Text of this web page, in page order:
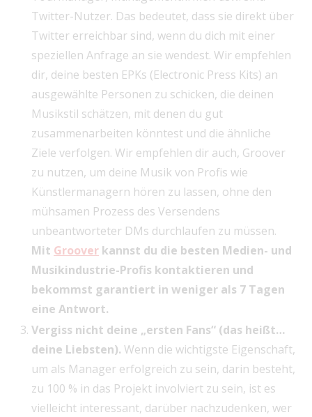
Twitter-Nutzer. Das bedeutet, dass sie direkt über
Twitter erreichbar sind, wenn du dich mit einer
speziellen Anfrage an sie wendest. Wir empfehlen
dir, deine besten EPKs (Electronic Press Kits) an
ausgewählte Personen zu schicken, die deinen
Musikstil schätzen, mit denen du gut
zusammenarbeiten könntest und die ähnliche
Ziele verfolgen. Wir empfehlen dir auch, Groover
zu nutzen, um deine Musik von Profis wie
Künstlermanagern hören zu lassen, ohne den
mühsamen Prozess des Versendens
unbeantworteter DMs durchlaufen zu müssen.
Mit Groover kannst du die besten Medien- und
Musikindustrie-Profis kontaktieren und
bekommst garantiert in weniger als 7 Tagen
eine Antwort.
Vergiss nicht deine „ersten Fans“ (das heißt…
deine Liebsten). Wenn die wichtigste Eigenschaft,
um als Manager erfolgreich zu sein, darin besteht,
zu 100 % in das Projekt involviert zu sein, ist es
vielleicht interessant, darüber nachzudenken, wer